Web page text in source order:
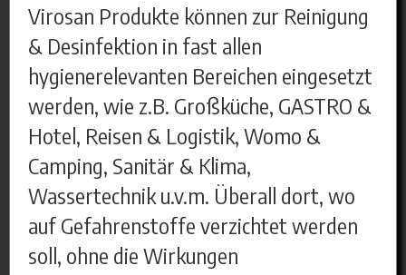
Virosan Produkte können zur Reinigung
& Desinfektion in fast allen
hygienerelevanten Bereichen eingesetzt
werden, wie z.B. Großküche, GASTRO &
Hotel, Reisen & Logistik, Womo &
Camping, Sanitär & Klima,
Wassertechnik u.v.m. Überall dort, wo
auf Gefahrenstoffe verzichtet werden
soll, ohne die Wirkungen